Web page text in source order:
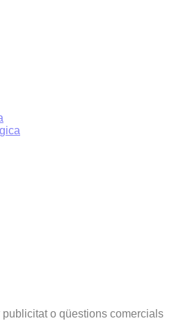
o qüestions comercials